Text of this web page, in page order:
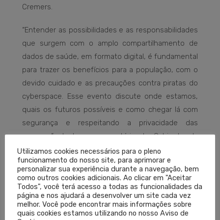
Cremers.
“Entender as possibilidades e as responsabilidades
que surgem com o amplo compartilhamento de
dados de saúde, em formato digital, é fundamental
para trazer os benefícios para a população, com o
devido cuidado e as precauções contra piratas do
cyberspace. Esse evento discute onde estamos,
quais os futuros possíveis e como chegar lá com
segurança e respeitando a privacidade das
pessoas”, destaca o secretário do Gabinete da
Inovação.
Os painéis visam a explicar, à rede de instituições
da capital e do estado, como funcionará o
compartilhamento de dados no ecossistema de
saúde a partir de novas leis e regras, além de
Utilizamos cookies necessários para o pleno
funcionamento do nosso site, para aprimorar e
personalizar sua experiência durante a navegação, bem
como outros cookies adicionais. Ao clicar em "Aceitar
Todos", você terá acesso a todas as funcionalidades da
página e nos ajudará a desenvolver um site cada vez
melhor. Você pode encontrar mais informações sobre
quais cookies estamos utilizando no nosso Aviso de